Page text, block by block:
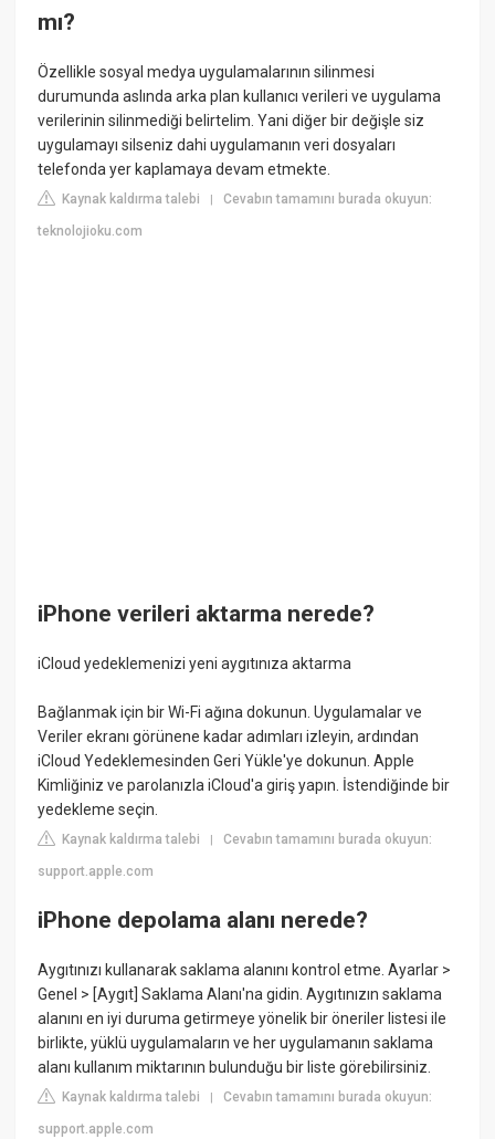
mı?
Özellikle sosyal medya uygulamalarının silinmesi
durumunda aslında arka plan kullanıcı verileri ve uygulama
verilerinin silinmediği belirtelim. Yani diğer bir değişle siz
uygulamayı silseniz dahi uygulamanın veri dosyaları
telefonda yer kaplamaya devam etmekte.
Kaynak kaldırma talebi |Cevabın tamamını burada okuyun:
teknolojioku.com
iPhone verileri aktarma nerede?
iCloud yedeklemenizi yeni aygıtınıza aktarma
Bağlanmak için bir Wi-Fi ağına dokunun. Uygulamalar ve
Veriler ekranı görünene kadar adımları izleyin, ardından
iCloud Yedeklemesinden Geri Yükle'ye dokunun. Apple
Kimliğiniz ve parolanızla iCloud'a giriş yapın. İstendiğinde bir
yedekleme seçin.
Kaynak kaldırma talebi |Cevabın tamamını burada okuyun:
support.apple.com
iPhone depolama alanı nerede?
Aygıtınızı kullanarak saklama alanını kontrol etme. Ayarlar >
Genel > [Aygıt] Saklama Alanı'na gidin. Aygıtınızın saklama
alanını en iyi duruma getirmeye yönelik bir öneriler listesi ile
birlikte, yüklü uygulamaların ve her uygulamanın saklama
alanı kullanım miktarının bulunduğu bir liste görebilirsiniz.
Kaynak kaldırma talebi |Cevabın tamamını burada okuyun:
support.apple.com